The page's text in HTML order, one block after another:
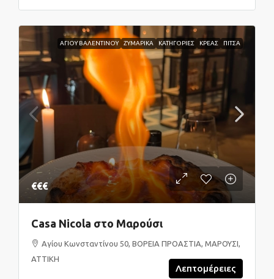
ΑΓΙΟΥ ΒΑΛΕΝΤΙΝΟΥ ΖΥΜΑΡΙΚΑ ΚΑΤΗΓΟΡΙΕΣ ΚΡΕΑΣ ΠΙΤΣΑ
€€€
Casa Nicola στο Μαρούσι
Αγίου Κωνσταντίνου 50, ΒΟΡΕΙΑ ΠΡΟΑΣΤΙΑ, ΜΑΡΟΥΣΙ,
ΑΤΤΙΚΗ
Λεπτομέρειες